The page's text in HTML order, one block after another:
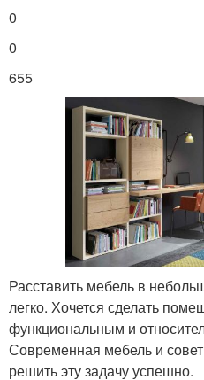
0
0
655
Расставить мебель в
легко. Хочется сделать
функциональным и
Современная мебель и
решить эту задачу успешно.